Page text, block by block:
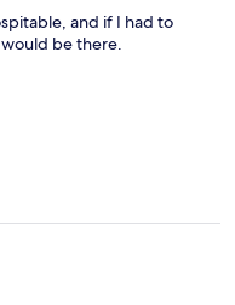
and if I had to
be there.